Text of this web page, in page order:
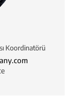
Koordinatörü